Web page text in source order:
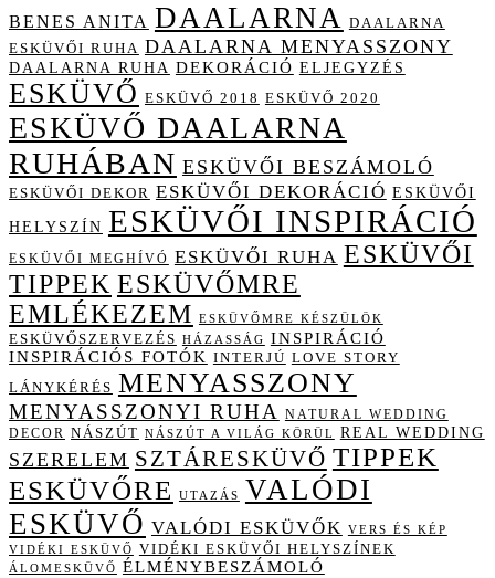
BENES ANITA DAALARNA DAALARNA
ESKÜVŐI RUHA DAALARNA MENYASSZONY
DAALARNA RUHA DEKORÁCIÓ ELJEGYZÉS
ESKÜVŐ ESKÜVŐ 2018 ESKÜVŐ 2020
ESKÜVŐ DAALARNA
RUHÁBAN ESKÜVŐI BESZÁMOLÓ
ESKÜVŐI DEKOR ESKÜVŐI DEKORÁCIÓ ESKÜVŐI
HELYSZÍN ESKÜVŐI INSPIRÁCIÓ
ESKÜVŐI MEGHÍVÓ ESKÜVŐI RUHA ESKÜVŐI
TIPPEK ESKÜVŐMRE
EMLÉKEZEM ESKÜVŐMRE KÉSZÜLÖK
ESKÜVŐSZERVEZÉS HÁZASSÁG INSPIRÁCIÓ
INSPIRÁCIÓS FOTÓK INTERJÚ LOVE STORY
LÁNYKÉRÉS MENYASSZONY
MENYASSZONYI RUHA
NATURAL WEDDING
DECOR NÁSZÚT NÁSZÚT A VILÁG KÖRÜL REAL WEDDING
SZERELEM SZTÁRESKÜVŐ TIPPEK
ESKÜVŐRE
UTAZÁS VALÓDI
ESKÜVŐ VALÓDI ESKÜVŐK VERS ÉS KÉP
VIDÉKI ESKÜVŐ VIDÉKI ESKÜVŐI HELYSZÍNEK
ÁLOMESKÜVŐ ÉLMÉNYBESZÁMOLÓ